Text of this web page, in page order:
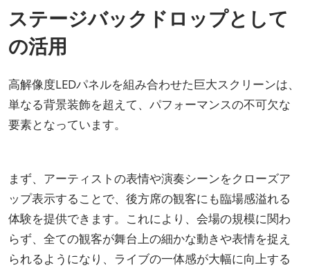
ステージバックドロップとして
の活用
高解像度LEDパネルを組み合わせた巨大スクリーンは、
単なる背景装飾を超えて、パフォーマンスの不可欠な
要素となっています。
まず、アーティストの表情や演奏シーンをクローズア
ップ表示することで、後方席の観客にも臨場感溢れる
体験を提供できます。これにより、会場の規模に関わ
らず、全ての観客が舞台上の細かな動きや表情を捉え
られるようになり、ライブの一体感が大幅に向上する